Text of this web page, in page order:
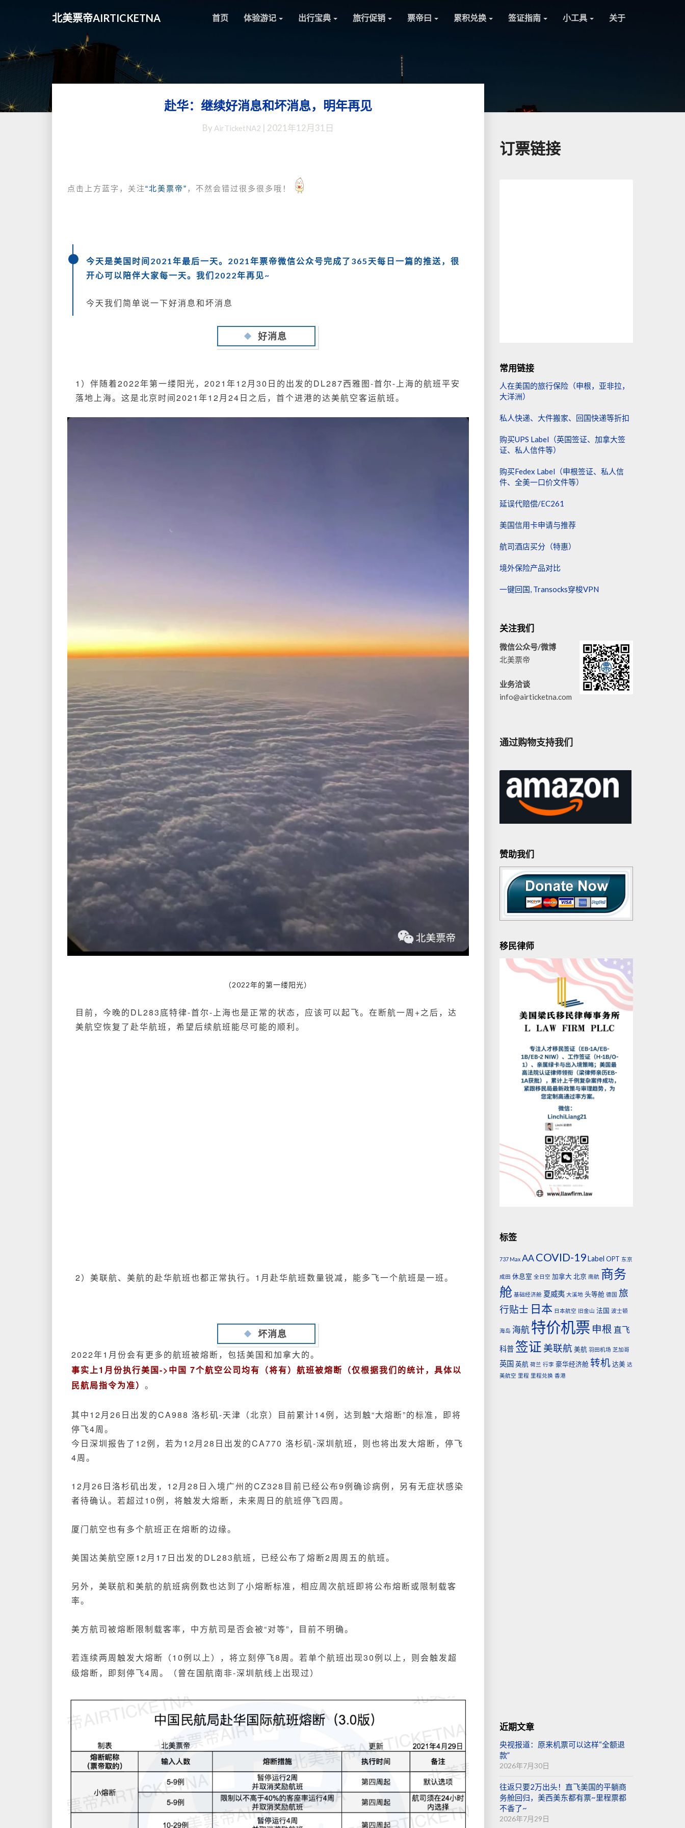
北美票帝AIRTICKETNA 首页 体验游记 出行宝典 旅行促销 票帝曰 累积兑换 签证指南 小工具 关于
赴
继
和
年
赴华：继续好消息和坏消息，明年再见
By AirTicketNA2 2021年12月31日
点击上方蓝字，关注“北美票帝” ，不然会错过很多很多哦！
今天是美国时间2021年最后一天。2021年票帝微信公众号完成了365天每日一篇的推送，很
开心可以陪伴大家每一天。我们2022年再见~
今天我们简单说一下好消息和坏消息
好消息
1）伴随着2022年第一缕阳光，2021年12月30日的出发的DL287西雅图-首尔-上海的航班平安
落地上海。这是北京时间2021年12月24日之后，首个进港的达美航空客运航班。
（2022年的第一缕阳光）
目前，今晚的DL283底特律-首尔-上海也是正常的状态，应该可以起飞。 在断航一周+之后，达
美航空恢复了赴华航班，希望后续航班能尽可能的顺利。
2）美联航、美航的赴华航班也都正常执行。1月赴华航班数量锐减，能多飞一个航班是一班。
坏消息
2022年1月份会有更多的航班被熔断，包括美国和加拿大的。
事实上1月份执行美国->中国 7个航空公司均有（将有）航班被熔断（仅根据我们的统计，具体以
民航局指令为准） 。
其中12月26日出发的CA988 洛杉矶-天津（北京）目前累计14例，达到触“大熔断”的标准，即将
停飞4周。
今日深圳报告了12例，若为12月28日出发的CA770 洛杉矶-深圳航班，则也将出发大熔断，停飞
4周。
12月26日洛杉矶出发，12月28日入境广州的CZ328目前已经公布9例确诊病例，另有无症状感染
者待确认。若超过10例，将触发大熔断，未来周日的航班停飞四周。
厦门航空也有多个航班正在熔断的边缘。
美国达美航空原12月17日出发的DL283航班，已经公布了熔断2周周五的航班。
另外，美联航和美航的航班病例数也达到了小熔断标准，相应周次航班即将公布熔断或限制载客
率。
美方航司被熔断限制载客率，中方航司是否会被“对等”，目前不明确。
若连续两周触发大熔断（10例以上），将立刻停飞8周。若单个航班出现30例以上，则会触发超
级熔断，即刻停飞4周。（曾在国航南非-深圳航线上出现过）
订票链接
常用链接
人在美国的旅行保险（申根，亚非拉，
大洋洲）
私人快递、大件搬家、回国快递等折扣
购买UPS Label（英国签证、加拿大签
证、私人信件等）
购买Fedex Label（申根签证、私人信
件、全美一口价文件等）
延误代赔偿/EC261
美国信用卡申请与推荐
航司酒店买分（特惠）
境外保险产品对比
一键回国, Transocks穿梭VPN
关注我们
微信公众号/微博
北美票帝
业务洽谈
info@airticketna.com
通过购物支持我们
赞助我们
移民律师
标签
737 Max AA COVID-19 Label OPT 东京
成田 休息室 全日空 加拿大 北京 南航 商务
舱 基础经济舱 夏威夷 大溪地 头等舱 德国 旅
行贴士 日本 日本航空 旧金山 法国 波士顿
海岛 海航 特价机票 申根 直飞
科普 签证 美联航 美航 羽田机场 芝加哥
英国 英航 荷兰 行李 豪华经济舱 转机 达美 达
美航空 里程 里程兑换 香港
近期文章
央视报道：原来机票可以这样“全额退
款”
2026年7月30日
往返只要2万出头！直飞美国的平躺商
务舱回归，美西美东都有票~里程票都
不香了~
2026年7月29日